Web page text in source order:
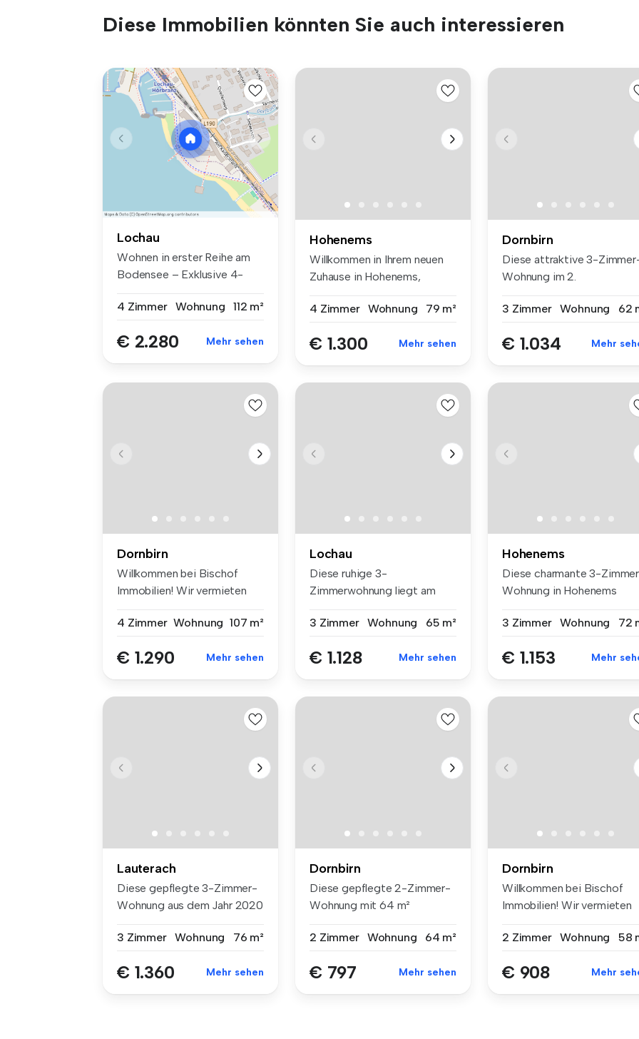
Diese Immobilien könnten Sie auch interessieren
Lochau
Wohnen in erster Reihe am
Bodensee – Exklusive 4-
4 Zimmer Wohnung 112 m²
€ 2.280 Mehr sehen
Hohenems
Willkommen in Ihrem neuen
Zuhause in Hohenems,
4 Zimmer Wohnung 79 m²
€ 1.300 Mehr sehen
Dornbirn
Diese attraktive 3-
Wohnung im 2.
3 Zimmer
Wohnung 62
€ 1.034 Mehr
Dornbirn
Willkommen bei Bischof
Immobilien! Wir vermieten
4 Zimmer Wohnung 107 m²
€ 1.290 Mehr sehen
Lochau
Diese ruhige 3-
Zimmerwohnung liegt am
3 Zimmer
Wohnung 65 m²
€ 1.128 Mehr sehen
Hohenems
Diese charmante 3-
Wohnung in Hohenems
3 Zimmer
Wohnung 72
€ 1.153 Mehr
Lauterach
Diese gepflegte 3-Zimmer-
Wohnung aus dem Jahr 2020
3 Zimmer
Wohnung 76 m²
€ 1.360 Mehr sehen
Dornbirn
Diese gepflegte 2-Zimmer-
Wohnung mit 64 m²
2 Zimmer Wohnung 64 m²
€ 797 Mehr sehen
Dornbirn
Willkommen bei Bischof
Immobilien! Wir vermieten
2 Zimmer
Wohnung 58
€ 908 Mehr